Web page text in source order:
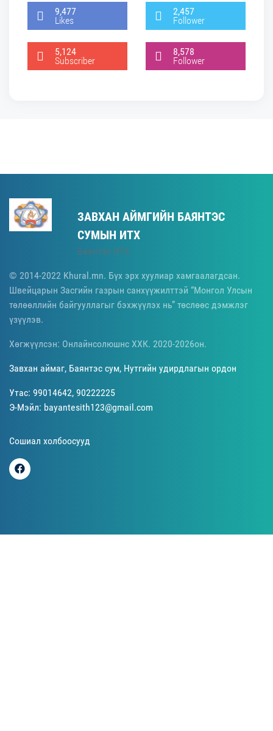
9,477
Likes
2,457
Follower
5,124
Subscriber
8,578
Follower
ЗАВХАН АЙМГИЙН БАЯНТЭС
СУМЫН ИТХ
Баянтэс ИТХ
© 2014-2022 Khural.mn. Бүх эрх хуулиар хамгаалагдсан.
Швейцарын Засгийн газрын санхүүжилттэй “Монгол Улсын
төлөөллийн байгууллагыг бэхжүүлэх нь” төслөөс дэмжлэг
үзүүлэв.
Хөгжүүлсэн: Онлайнсолюшнс ХХК. 2020-2026он.
Завхан аймаг, Баянтэс сум, Нутгийн удирдлагын ордон
Утас: 99014642, 90222225
Э-Мэйл: bayantesith123@gmail.com
Сошиал холбоосууд